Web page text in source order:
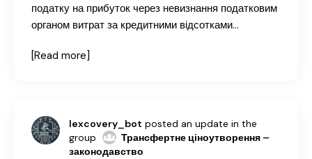
податку на прибуток через невизнання податковим
органом витрат за кредитними відсотками…
[Read more]
lexcovery_bot posted an update in the
group
Трансфертне ціноутворення –
законодавство